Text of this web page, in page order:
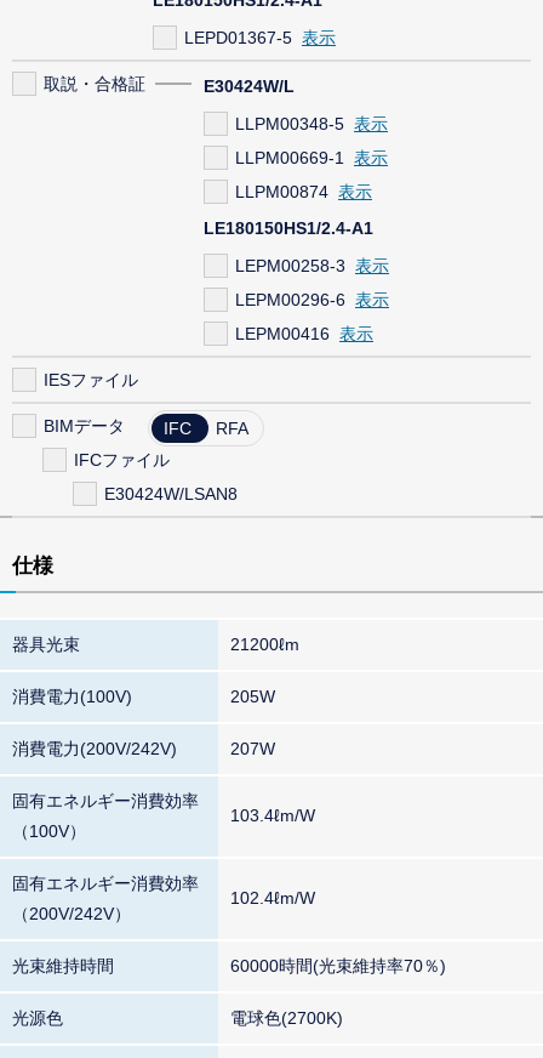
LEPD01367-5
取説・合格証
E30424W/L
LLPM00348-5
LLPM00669-1
LLPM00874
LE180150HS1/2.4-A1
LEPM00258-3
LEPM00296-6
LEPM00416
IESファイル
BIMデータ IFC
RFA
IFCファイル
E30424W/LSAN8
仕様
器具光束 21200ℓm
消費電力(100V) 205W
消費電力(200V/242V) 207W
固有エネルギー消費効率
（100V）
103.4ℓm/W
固有エネルギー消費効率
（200V/242V）
102.4ℓm/W
光束維持時間 60000時間(光束維持率70％)
光源色 電球色(2700K)